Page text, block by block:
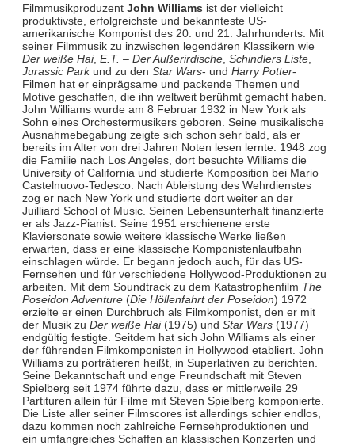
Filmmusikproduzent John Williams ist der vielleicht
produktivste, erfolgreichste und bekannteste US-
amerikanische Komponist des 20. und 21. Jahrhunderts. Mit
seiner Filmmusik zu inzwischen legendären Klassikern wie
Der weiße Hai, E.T. – Der Außerirdische, Schindlers Liste,
Jurassic Parkund zu den Star Wars- und Harry Potter-
Filmen hat er einprägsame und packende Themen und
Motive geschaffen, die ihn weltweit berühmt gemacht haben.
John Williams wurde am 8 Februar 1932 in New York als
Sohn eines Orchestermusikers geboren. Seine musikalische
Ausnahmebegabung zeigte sich schon sehr bald, als er
bereits im Alter von drei Jahren Noten lesen lernte. 1948 zog
die Familie nach Los Angeles, dort besuchte Williams die
University of California und studierte Komposition bei Mario
Castelnuovo-Tedesco. Nach Ableistung des Wehrdienstes
zog er nach New York und studierte dort weiter an der
Juilliard School of Music. Seinen Lebensunterhalt finanzierte
er als Jazz-Pianist. Seine 1951 erschienene erste
Klaviersonate sowie weitere klassische Werke ließen
erwarten, dass er eine klassische Komponistenlaufbahn
einschlagen würde. Er begann jedoch auch, für das US-
Fernsehen und für verschiedene Hollywood-Produktionen zu
arbeiten. Mit dem Soundtrack zu dem Katastrophenfilm The
Poseidon Adventure(Die Höllenfahrt der Poseidon) 1972
erzielte er einen Durchbruch als Filmkomponist, den er mit
der Musik zu Der weiße Hai(1975) und Star Wars(1977)
endgültig festigte. Seitdem hat sich John Williams als einer
der führenden Filmkomponisten in Hollywood etabliert. John
Williams zu porträtieren heißt, in Superlativen zu berichten.
Seine Bekanntschaft und enge Freundschaft mit Steven
Spielberg seit 1974 führte dazu, dass er mittlerweile 29
Partituren allein für Filme mit Steven Spielberg komponierte.
Die Liste aller seiner Filmscores ist allerdings schier endlos,
dazu kommen noch zahlreiche Fernsehproduktionen und
ein umfangreiches Schaffen an klassischen Konzerten und